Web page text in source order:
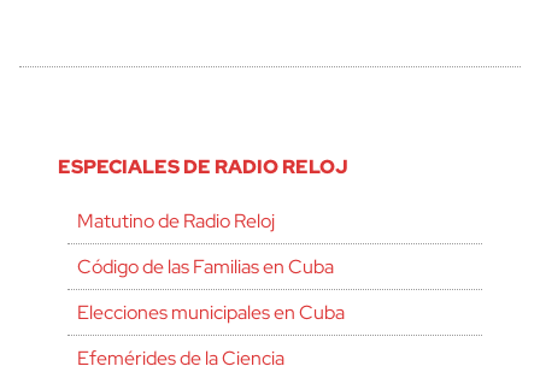
ESPECIALES DE RADIO RELOJ
Matutino de Radio Reloj
Código de las Familias en Cuba
Elecciones municipales en Cuba
Efemérides de la Ciencia